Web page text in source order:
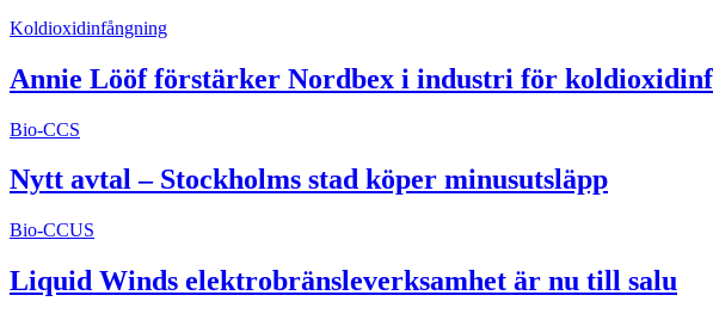
Koldioxidinfångning
Annie Lööf förstärker Nordbex i industri för
Bio-CCS
Nytt avtal – Stockholms stad köper minusutsläpp
Bio-CCUS
Liquid Winds elektrobränsleverksamhet är nu till salu